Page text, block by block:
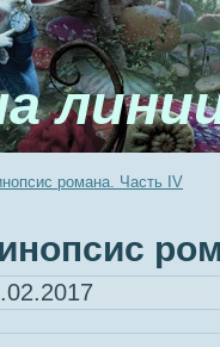
романа. Часть IV